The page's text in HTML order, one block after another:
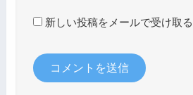
新しい投稿をメールで受け取る